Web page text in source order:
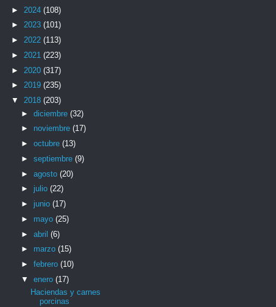
► 2024 (108)
► 2023 (101)
► 2022 (113)
► 2021 (223)
► 2020 (317)
► 2019 (235)
▼ 2018 (203)
► diciembre (32)
► noviembre (17)
► octubre (13)
► septiembre (9)
► agosto (20)
► julio (22)
► junio (17)
► mayo (25)
► abril (6)
► marzo (15)
► febrero (10)
▼ enero (17)
Haciendas y carnes
porcinas